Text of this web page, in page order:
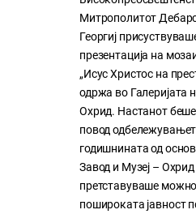
Митрополитот
Георгиј
презентација на
„Исус Христос на
одржа во Галеријата
Охрид. Настанот
повод
годишнината од
Завод и Музеј – Охрид
претставуваше
пошироката јавност